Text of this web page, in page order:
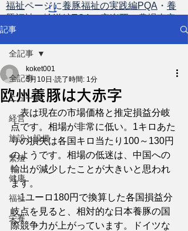
福祉ページに養豚福祉の実践編PQA ・ 養
豚福祉の輸送編TQA・安楽死・農場査定
に
記事
全記事
ニュース
経営
施設と設備
繁殖
健康
福祉
栄養
全記事
欧州養豚は大赤字
koket001
5月10日 読了時間: 1分
表は現在の市場価格と推定損益分岐
点です。相場が非常に低い。1キロあた
りの損失は各国キロ当たり100～130円
のようです。相場の低迷は、中国への
輸出が減少したことが大きいと思われ
ます。
1ユーロ180円で換算した各国損益分
岐点を見ると、相対的な日本養豚の国
際競争力が上がっています。ドイツな